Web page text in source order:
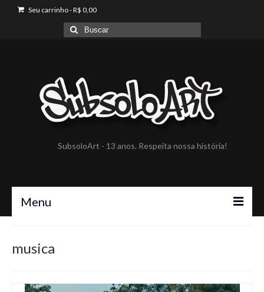
Seu carrinho-R$ 0,00
Buscar
por:
SubsoloArt - 13 anos. Respeita nossa história!
Menu
Blog
musica